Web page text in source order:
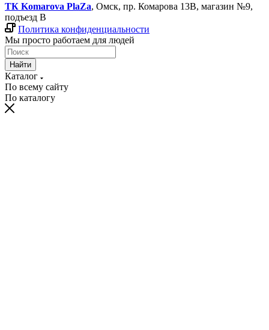
ТК Komarova PlaZa, Омск, пр. Комарова 13В, магазин №9,
подъезд В
Политика конфиденциальности
Мы просто работаем для людей
Найти
Каталог
По всему сайту
По каталогу